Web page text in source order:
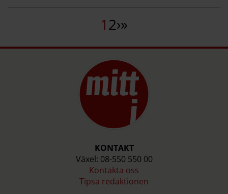
12›»
KONTAKT
Växel: 08-550 550 00
Kontakta oss
Tipsa redaktionen